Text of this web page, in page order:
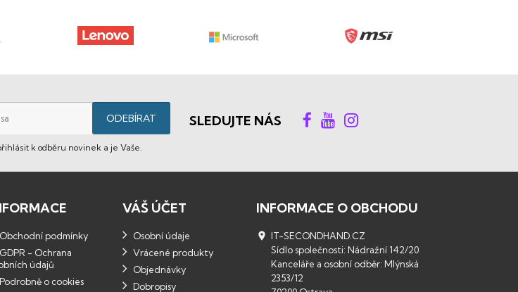
k odběru novinek a je Vaše.
SLEDUJTE NÁS
Obchodní podmínky
GDPR - Ochrana
údajů
Podrobně o cookies
VÁŠ ÚČET
Osobní údaje
Vrácené produkty
Objednávky
Dobropisy
INFORMACE O OBCHODU
 IT-SECONDHAND.CZ
Sídlo společnosti: Nádražní 142/20
Kanceláře a osobní odběr: Mlýnská
2353/12